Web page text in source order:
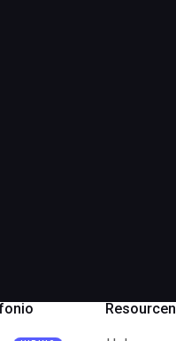
Resourcen